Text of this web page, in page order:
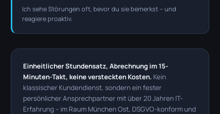
Ich sehe Störungen oft, bevor du sie bemerkst – und
reagiere proaktiv.
Einheitlicher Stundensatz, Abrechnung im 15-
Minuten-Takt, keine versteckten Kosten. Kein
klassischer Kundendienst, sondern ein fester
persönlicher Ansprechpartner mit über 20 Jahren IT-
Erfahrung – im Raum München Ost, DSGVO-konform und